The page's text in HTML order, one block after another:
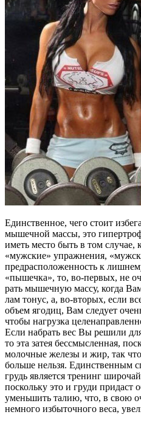
Единственное, чего стоит
мышечной массы, это
иметь место быть в том случае,
«мужс­кие» уп­раж­не­ния,
пред­рас­по­ло­жен­ность к
«пышечка», то, во-первых, не
рать мышечную массу, когда
лам то­нус, а, во-вто­рых, если
объем ягодиц, Вам сле­ду­ет
чтобы нагрузка
Если набрать вес Вы решили
то эта затея бес­смыс­лен­ная,
молочные железы и жир, так
больше нельзя. Единственным
грудь яв­ля­ет­ся тренинг
поскольку это и гру­ди при­даст
уменьшить талию, что, в свою
немного избыточного веса,